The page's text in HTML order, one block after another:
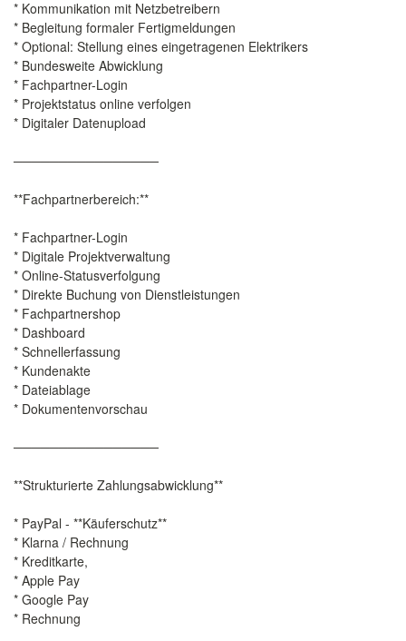
* Kommunikation mit Netzbetreibern
* Begleitung formaler Fertigmeldungen
* Optional: Stellung eines eingetragenen Elektrikers
* Bundesweite Abwicklung
* Fachpartner-Login
* Projektstatus online verfolgen
* Digitaler Datenupload
────────────────
**Fachpartnerbereich:**
* Fachpartner-Login
* Digitale Projektverwaltung
* Online-Statusverfolgung
* Direkte Buchung von Dienstleistungen
* Fachpartnershop
* Dashboard
* Schnellerfassung
* Kundenakte
* Dateiablage
* Dokumentenvorschau
────────────────
**Strukturierte Zahlungsabwicklung**
* PayPal - **Käuferschutz**
* Klarna / Rechnung
* Kreditkarte,
* Apple Pay
* Google Pay
* Rechnung